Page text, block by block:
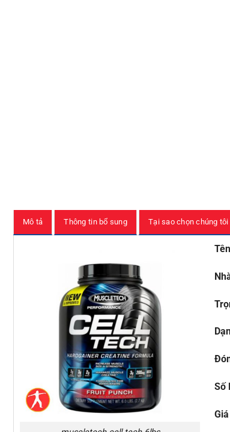
Mô tả Thông tin bổ sung Tại sao chọn chúng tôi
Số